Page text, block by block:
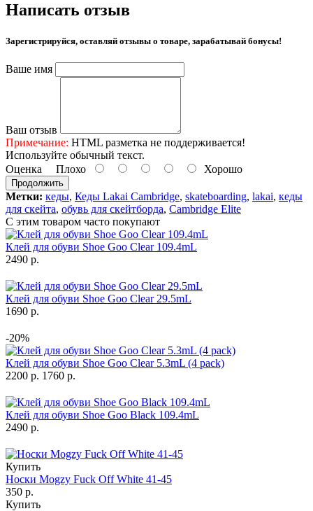
Написать отзыв
Зарегистрируйся, оставляй отзывы о товаре, зарабатывай бонусы!
Ваше имя
Ваш отзыв
Примечание: HTML разметка не поддерживается!
Используйте обычный текст.
Оценка Плохо Хорошо
Продолжить
Метки: кеды, Кеды Lakai Cambridge, skateboarding, lakai, кеды
для скейта, обувь для скейтборда, Cambridge Elite
С этим товаром часто покупают
Клей для обуви Shoe Goo Clear 109.4mL
2490 р.
Клей для обуви Shoe Goo Clear 29.5mL
1690 р.
-20%
Клей для обуви Shoe Goo Clear 5.3mL (4 pack)
2200 р. 1760 р.
Клей для обуви Shoe Goo Black 109.4mL
2490 р.
Купить
Носки Mogzy Fuck Off White 41-45
350 р.
Купить